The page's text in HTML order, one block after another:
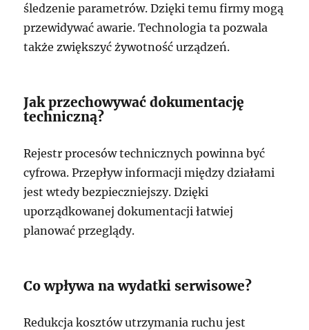
śledzenie parametrów. Dzięki temu firmy mogą
przewidywać awarie. Technologia ta pozwala
także zwiększyć żywotność urządzeń.
Jak przechowywać dokumentację
techniczną?
Rejestr procesów technicznych powinna być
cyfrowa. Przepływ informacji między działami
jest wtedy bezpieczniejszy. Dzięki
uporządkowanej dokumentacji łatwiej
planować przeglądy.
Co wpływa na wydatki serwisowe?
Redukcja kosztów utrzymania ruchu jest